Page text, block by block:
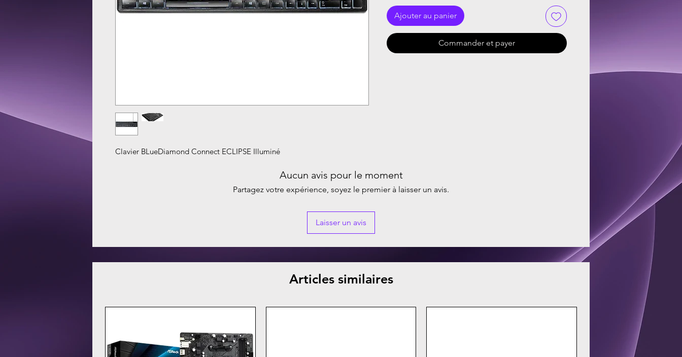
Clavier BLueDiamond Connect ECLIPSE Illuminé
Ajouter au panier
Commander et payer
Aucun avis pour le moment
Partagez votre expérience, soyez le premier à laisser un avis.
Laisser un avis
Articles similaires